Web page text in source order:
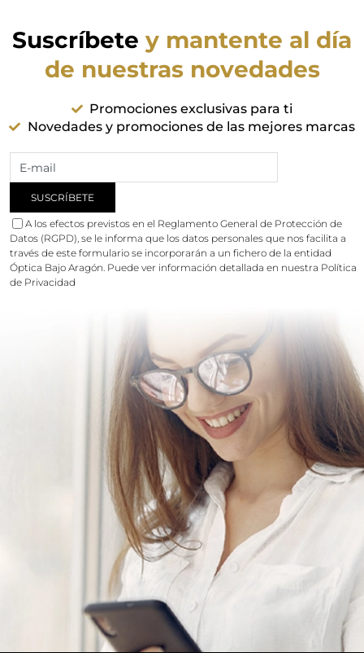
Suscríbete y mantente al día
de nuestras novedades
Promociones exclusivas para ti
Novedades y promociones de las mejores marcas
A los efectos previstos en el Reglamento General de Protección de
Datos (RGPD), se le informa que los datos personales que nos facilita a
través de este formulario se incorporarán a un fichero de la entidad
Óptica Bajo Aragón. Puede ver información detallada en nuestra Política
de Privacidad